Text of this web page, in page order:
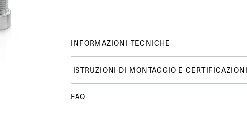
INFORMAZIONI TECNICHE
ISTRUZIONI DI MONTAGGIO E CERTIFICAZIONI
FAQ